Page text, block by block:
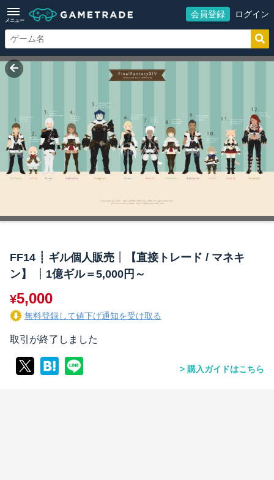
メニュー
会員登録 ログイン
FF14 ┊ ギル個人販売┊【直接トレード / マネキ
ン】 ┊1億ギル＝5,000円～
¥5,000
無料登録して値下げ通知を受け取る
取引が終了しました
購入ガイドはこちら